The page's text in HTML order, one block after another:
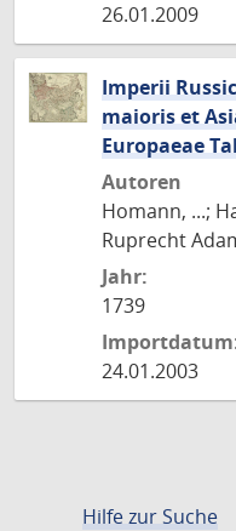
26.01.2009
Imperii
maioris et
Europaeae
Autoren
Homann, ...;
Ruprecht
Jahr:
1739
24.01.2003
Hilfe zur Suche